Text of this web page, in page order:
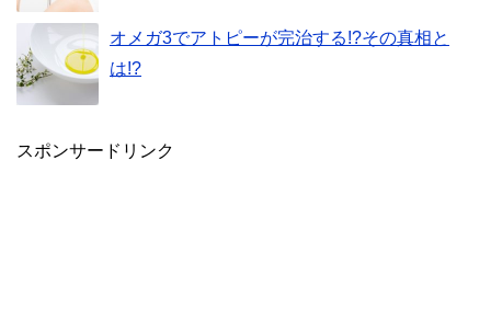
オメガ3でアトピーが完治する!?その真相と
は!?
スポンサードリンク